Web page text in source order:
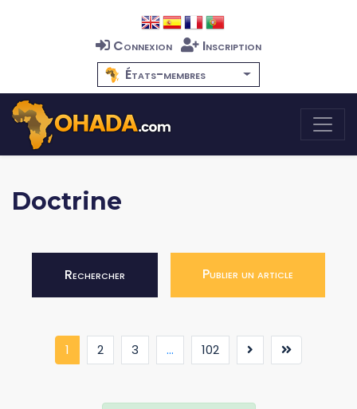
Connexion
Inscription
États-membres
Doctrine
Rechercher Publier un article
1 (current)
2 3 ... 102